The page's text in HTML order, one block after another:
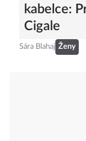
kabelce:
Cigale
Sára Blahaj Ženy